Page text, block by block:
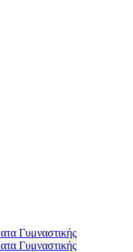
Γυμναστικής
Γυμναστικής